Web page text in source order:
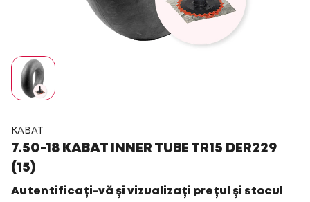
KABAT
7.50-18 KABAT INNER TUBE TR15 DER229
(15)
Autentificați-vă și vizualizați prețul și stocul